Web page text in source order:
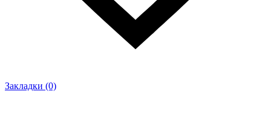
Закладки (0)